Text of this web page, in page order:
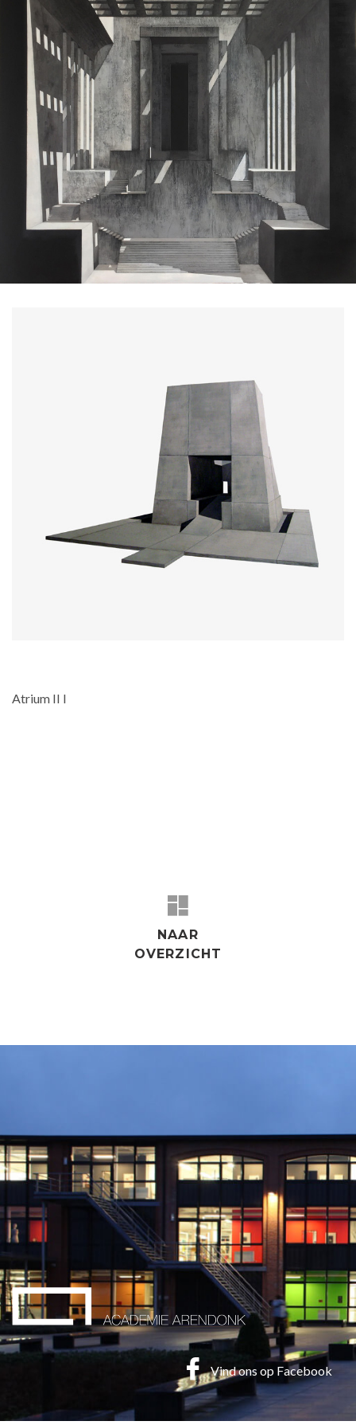
Atrium II I
NAAR
OVERZICHT
Vind ons op Facebook